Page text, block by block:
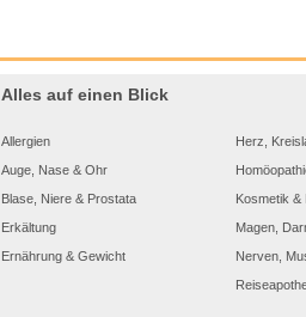
wie
Sie
Alles auf einen Blick
Allergien
Auge, Nase & Ohr
Blase, Niere & Prostata
Erkältung
Ernährung & Gewicht
Herz,
Kosmetik &
Magen,
Nerven,